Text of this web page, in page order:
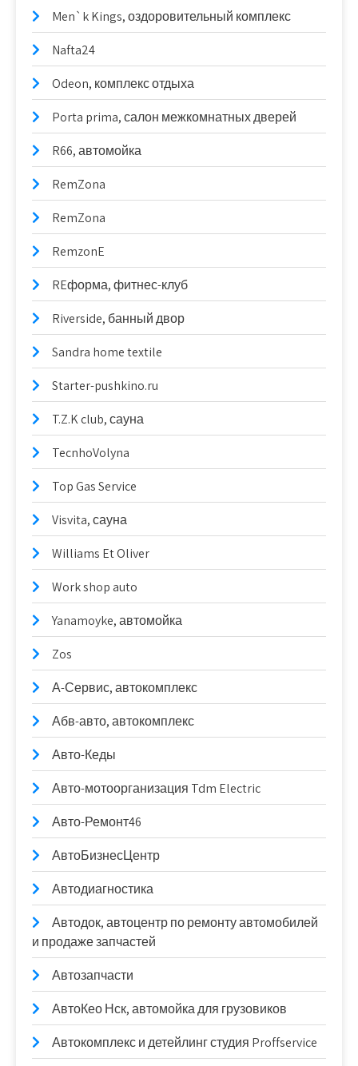
Men`k Kings, оздоровительный комплекс
Nafta24
Odeon, комплекс отдыха
Porta prima, салон межкомнатных дверей
R66, автомойка
RemZona
RemZona
RemzonE
REформа, фитнес-клуб
Riverside, банный двор
Sandra home textile
Starter-pushkino.ru
T.Z.K club, сауна
TecnhoVolyna
Top Gas Service
Visvita, сауна
Williams Et Oliver
Work shop auto
Yanamoyke, автомойка
Zos
А-Сервис, автокомплекс
Абв-авто, автокомплекс
Авто-Кеды
Авто-мотоорганизация Tdm Electric
Авто-Ремонт46
АвтоБизнесЦентр
Автодиагностика
Автодок, автоцентр по ремонту автомобилей
и продаже запчастей
Автозапчасти
АвтоКео Нск, автомойка для грузовиков
Автокомплекс и детейлинг студия Proffservice